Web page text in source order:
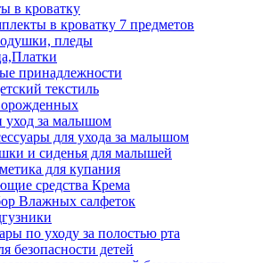
в кроватку
в кроватку 7 предметов
пледы
принадлежности
текстиль
уход за малышом
для ухода за малышом
и сиденья для малышей
для купания
средства Крема
Влажных салфеток
по уходу за полостью рта
безопасности детей